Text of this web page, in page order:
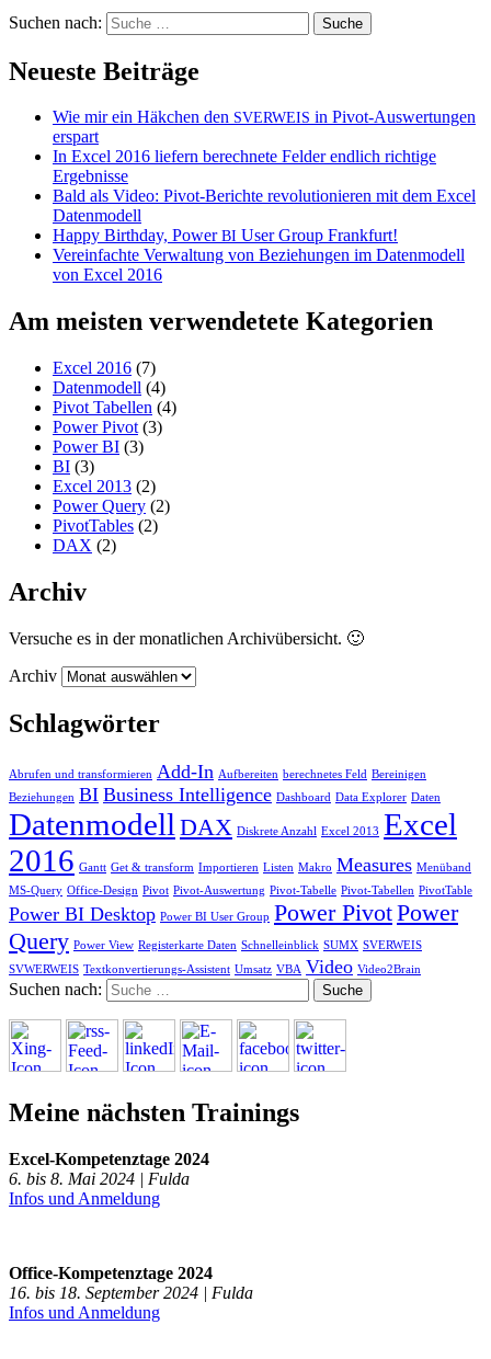
Suchen nach:
Neueste Beiträge
Wie mir ein Häkchen den SVERWEIS in Pivot-Auswertungen
erspart
In Excel 2016 liefern berechnete Felder endlich richtige
Ergebnisse
Bald als Video: Pivot-Berichte revolutionieren mit dem Excel
Datenmodell
Happy Birthday, PowerBI User Group Frankfurt!
Vereinfachte Verwaltung von Beziehungen im Datenmodell
von Excel 2016
Am meisten verwendetete Kategorien
Excel 2016 (7)
Datenmodell (4)
Pivot Tabellen (4)
Power Pivot (3)
Power BI (3)
BI (3)
Excel 2013 (2)
Power Query (2)
PivotTables (2)
DAX (2)
Archiv
Versuche es in der monatlichen Archivübersicht. 🙂
Archiv
Schlagwörter
Abrufen und transformieren Add-In Aufbereiten berechnetes Feld Bereinigen
Beziehungen BI Business Intelligence Dashboard Data Explorer Daten
Datenmodell DAX Diskrete Anzahl Excel 2013 Excel
2016 Gantt Get & transform Importieren Listen Makro Measures Menüband
MS-Query Office-Design Pivot Pivot-Auswertung Pivot-Tabelle Pivot-Tabellen PivotTable
Power BI Desktop Power BI User Group Power PivotPower
Query Power View Registerkarte Daten Schnelleinblick SUMX SVERWEIS
SVWERWEIS Textkonvertierungs-Assistent Umsatz VBA Video Video2Brain
Suchen nach:
Meine nächsten Trainings
Excel-Kompetenztage 2024
6. bis 8. Mai 2024 | Fulda
Infos und Anmeldung
Office-Kompetenztage 2024
16. bis 18. September 2024 | Fulda
Infos und Anmeldung